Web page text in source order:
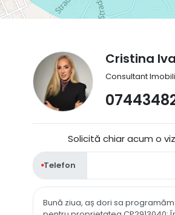
Cristina
Consultant
Solicită chiar acum o
Telefon